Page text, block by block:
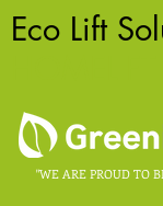
Eco Lift
"WE ARE PROUD TO